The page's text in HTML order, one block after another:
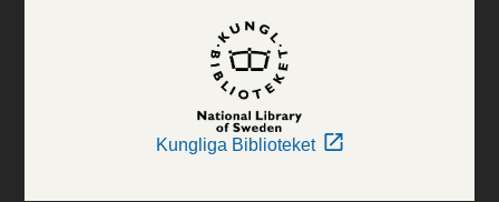
Kungliga Biblioteket